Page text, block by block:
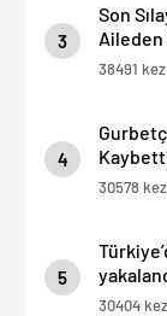
3
Son
Aileden
38491
4
30578
5
30404